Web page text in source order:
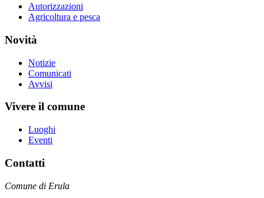
Autorizzazioni
Agricoltura e pesca
Novità
Notizie
Comunicati
Avvisi
Vivere il comune
Luoghi
Eventi
Contatti
Comune di Erula